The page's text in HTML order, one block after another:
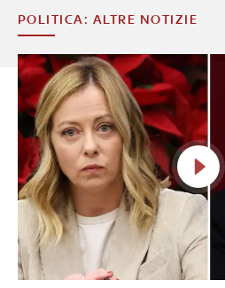
POLITICA: ALTRE NOTIZIE